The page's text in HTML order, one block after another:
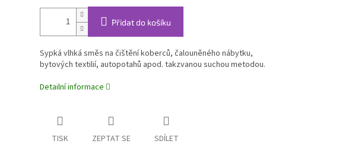
Přidat do košíku
Sypká vlhká směs na čištění koberců, čalouněného nábytku,
bytových textilií, autopotahů apod. takzvanou suchou metodou.
Detailní informace
TISK ZEPTAT SE SDÍLET